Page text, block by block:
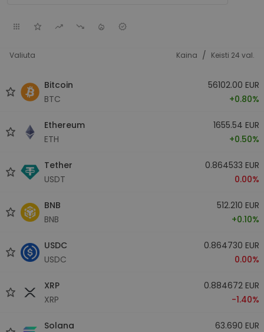
Valiuta Kaina / Keisti 24 val.
Bitcoin
BTC
56102.00 EUR
+0.80%
Ethereum
ETH
1655.54 EUR
+0.50%
Tether
USDT
0.864533 EUR
0.00%
BNB
BNB
512.210 EUR
+0.10%
USDC
USDC
0.864730 EUR
0.00%
XRP
XRP
0.884672 EUR
-1.40%
Solana
63.690 EUR